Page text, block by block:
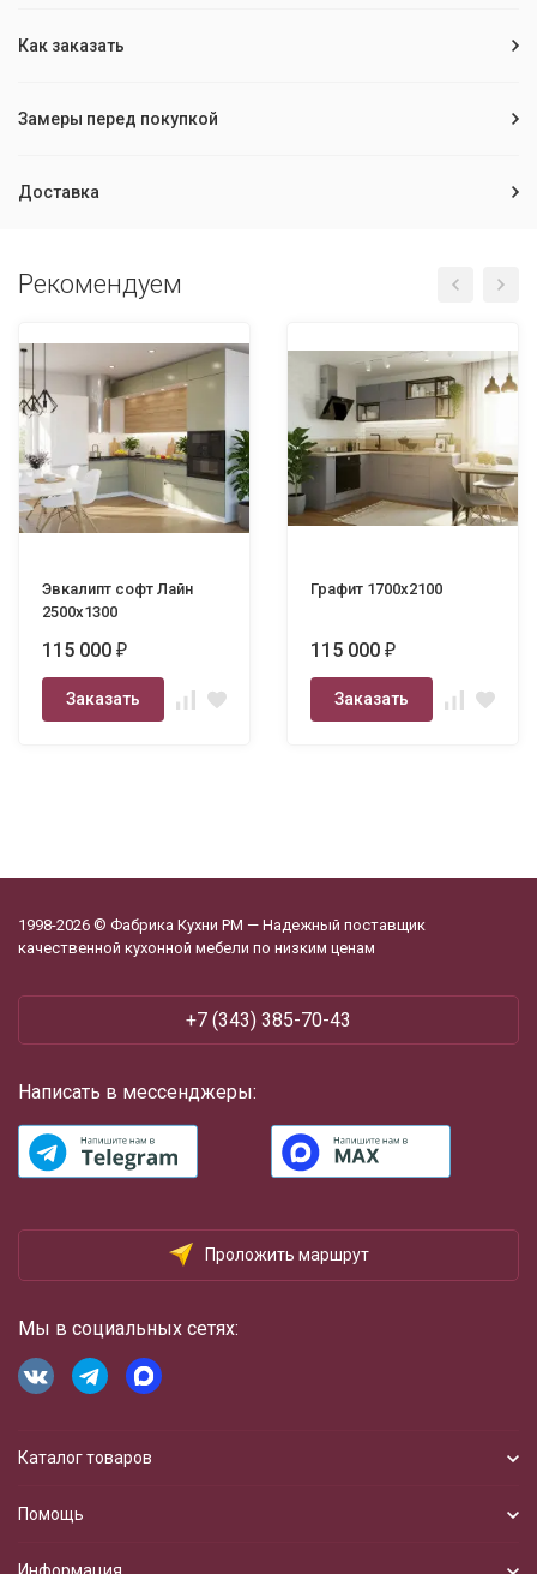
Как заказать
Замеры перед покупкой
Доставка
Рекомендуем
Эвкалипт софт Лайн
2500х1300
115 000 ₽
Заказать
Графит 1700х2100
115 000 ₽
Заказать
1998-2026 © Фабрика Кухни РМ — Надежный поставщик
качественной кухонной мебели по низким ценам
+7 (343) 385-70-43
Написать в мессенджеры:
Проложить маршрут
Мы в социальных сетях:
Каталог товаров
Помощь